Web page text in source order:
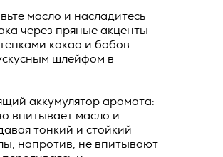
масло и насладитесь
через пряные акценты —
какао и бобов
шлейфом в
аккумулятор аромата:
впитывает масло и
тонкий и стойкий
напротив, не впитывают